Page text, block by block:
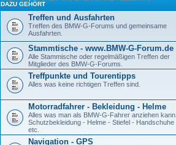
DAZU GEHÖRT
Treffen und Ausfahrten
Treffen des BMW-G-Forums und gemeinsame
Ausfahrten.
Stammtische - www.BMW-G-Forum.de
Alle Stammische oder regelmäßigen Treffen der
Mitglieder des BMW-G-Forums.
Treffpunkte und Tourentipps
Alles was keine richtigen Treffen sind.
Motorradfahrer - Bekleidung - Helme
Alles was man als BMW-G-Fahrer anziehen kann.
Schutzbekleidung - Helme - Stiefel - Handschuhe
etc.
Navigation - GPS